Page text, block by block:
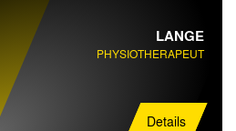
LANGE
PHYSIOTHERAPEUT
Details